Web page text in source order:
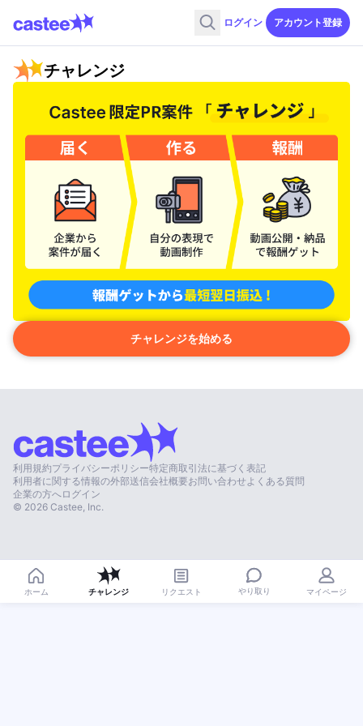
ログイン アカウント登録
チャレンジ
チャレンジを始める
利用規約プライバシーポリシー特定商取引法に基づく表記
利用者に関する情報の外部送信会社概要お問い合わせ よくある質問
企業の方へログイン
© 2026 Castee, Inc.
ホーム チャレンジ リクエスト やり取り マイページ